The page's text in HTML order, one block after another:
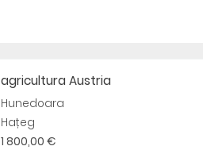
agricultura Austria
Hunedoara
Hațeg
1 800,00 €